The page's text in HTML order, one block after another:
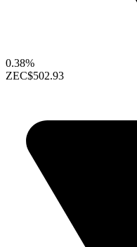
0.38%
ZEC$502.93